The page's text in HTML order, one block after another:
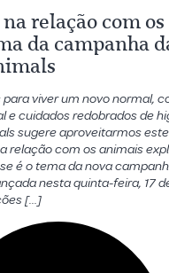
relação com os
da campanha
viver um novo normal,
e cuidados redobrados de
sugere aproveitarmos
relação com os animais
é o tema da nova
nesta quinta-feira, 17
[…]